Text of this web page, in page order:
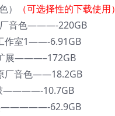
）
（可选择性的下载使用）
音色———-220GB
室1——-6.91GB
展———–172GB
音色——18.2GB
————-10.7GB
—————-62.9GB